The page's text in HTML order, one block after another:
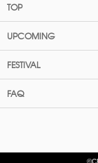
TOP
UPCOMING
FESTIVAL
FAQ